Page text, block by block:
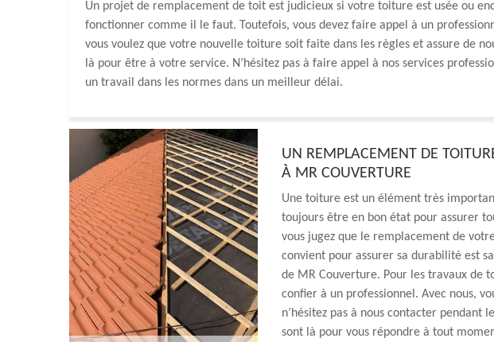
Un projet de remplacement de toit est judicieux si votre toiture est usée ou
fonctionner comme il le faut. Toutefois, vous devez faire appel à un
vous voulez que votre nouvelle toiture soit faite dans les règles et assure de
là pour être à votre service. N’hésitez pas à faire appel à nos services
un travail dans les normes dans un meilleur délai.
UN REMPLACEMENT DE
À MR COUVERTURE
Une toiture est un élément très
toujours être en bon état pour assurer
vous jugez que le remplacement de
convient pour assurer sa durabilité est
de MR Couverture. Pour les travaux de
confier à un professionnel. Avec nous,
n’hésitez pas à nous contacter pendant
sont là pour vous répondre à tout